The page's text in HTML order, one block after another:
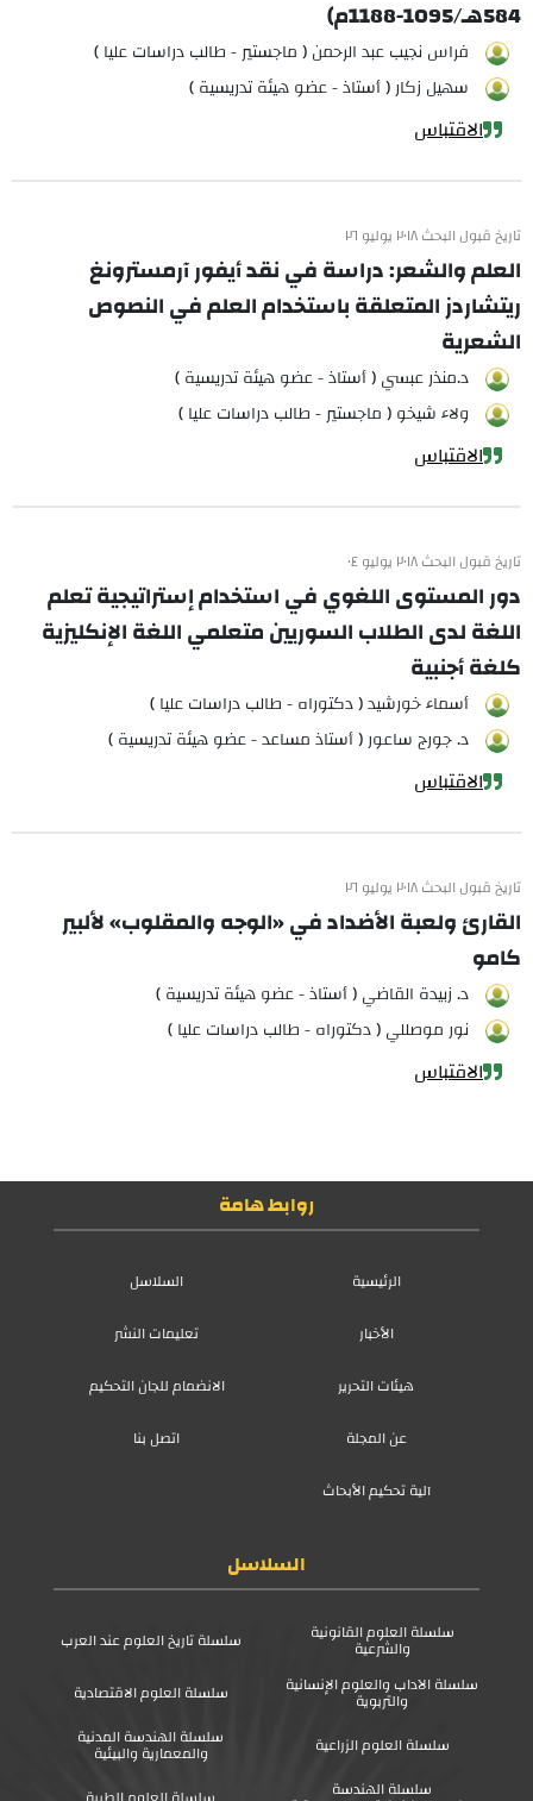
584هـ/1095-1188م)
فراس نجيب عبد الرحمن ( ماجستير - طالب دراسات عليا )
سهيل زكار ( أستاذ - عضو هيئة تدريسية )
الاقتباس
تاريخ قبول البحث ٢٠١٨ يوليو ٢٦
العلم والشعر: دراسة في نقد أيفور آرمسترونغ
ريتشاردز المتعلقة باستخدام العلم في النصوص
الشعرية
د.منذر عبسي ( أستاذ - عضو هيئة تدريسية )
ولاء شيخو ( ماجستير - طالب دراسات عليا )
الاقتباس
تاريخ قبول البحث ٢٠١٨ يوليو ٠٤
دور المستوى اللغوي في استخدام إستراتيجية تعلم
اللغة لدى الطلاب السوريين متعلمي اللغة الإنكليزية
كلغة أجنبية
أسماء خورشيد ( دكتوراه - طالب دراسات عليا )
د. جورج ساعور ( أستاذ مساعد - عضو هيئة تدريسية )
الاقتباس
تاريخ قبول البحث ٢٠١٨ يوليو ٢٦
القارئ ولعبة الأضداد في «الوجه والمقلوب» لألبير
كامو
د. زبيدة القاضي ( أستاذ - عضو هيئة تدريسية )
نور موصللي ( دكتوراه - طالب دراسات عليا )
الاقتباس
روابط هامة
الرئيسية
السلاسل
الأخبار
تعليمات النشر
هيئات التحرير
الانضمام للجان التحكيم
عن المجلة
اتصل بنا
آلية تحكيم الأبحاث
السلاسل
سلسلة العلوم القانونية
والشرعية
سلسلة تاريخ العلوم عند العرب
سلسلة الآداب والعلوم الإنسانية
والتربوية
سلسلة العلوم الاقتصادية
سلسلة العلوم الزراعية
سلسلة الهندسة المدنية
والمعمارية والبيئية
سلسلة الهندسة